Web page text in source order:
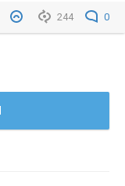
244 0